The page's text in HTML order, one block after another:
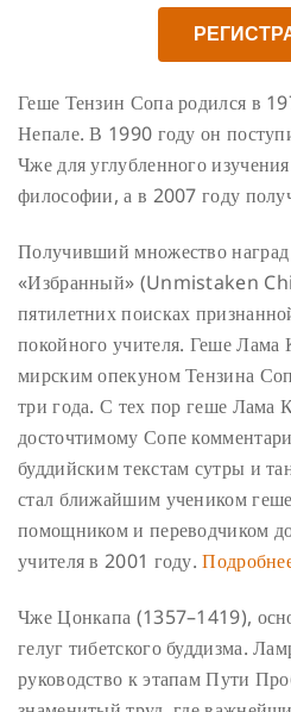
Геше Тензин Сопа родился в
Непале. В 1990 году он
Чже для углубленного
философии, а в 2007 году
Получивший множество
«Избранный» (Unmistaken
пятилетних поисках
покойного учителя. Геше Лама
мирским опекуном Тензина
три года. С тех пор геше Лама
досточтимому Сопе
буддийским текстам сутры и
стал ближайшим учеником
помощником и переводчиком
учителя в 2001 году.
Чже Цонкапа (1357–1419),
гелуг тибетского буддизма.
руководство к этапам Пути